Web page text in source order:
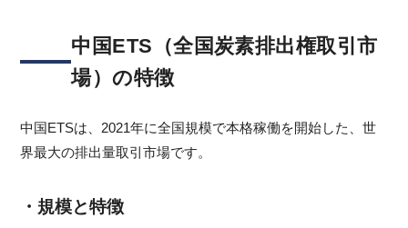
中国ETS（全国炭素排出権取引市
場）の特徴
中国ETSは、2021年に全国規模で本格稼働を開始した、世
界最大の排出量取引市場です。
・規模と特徴